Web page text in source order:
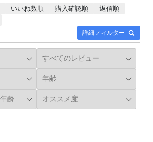
詳細フィルター
いいね数順 購入確認順
返信順